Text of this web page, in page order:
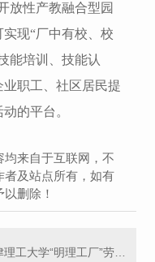
放性产教融合型园
现“厂中有校、校
能培训、技能认
职工、社区居民提
的平台。
来自于互联网，不
者及站点所有，如有
删除！